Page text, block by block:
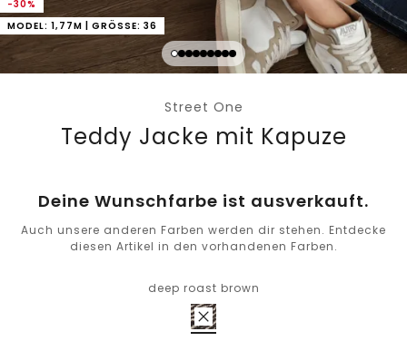
-30%
MODEL: 1,77M | GRÖSSE: 36
Street One
Teddy Jacke mit Kapuze
Deine Wunschfarbe ist ausverkauft.
Auch unsere anderen Farben werden dir stehen. Entdecke
diesen Artikel in den vorhandenen Farben.
deep roast brown